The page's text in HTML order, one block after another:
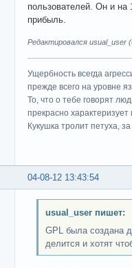
пользователей. Он и на
прибыль.
Редактировался usual_user
Ущербность всегда
прежде всего на уровне
То, что о тебе говорят
прекрасно характеризует
Кукушка тролит петуха,
04-08-12 13:43:54
usual_user пишет:
GPL была создана
делится и хотят